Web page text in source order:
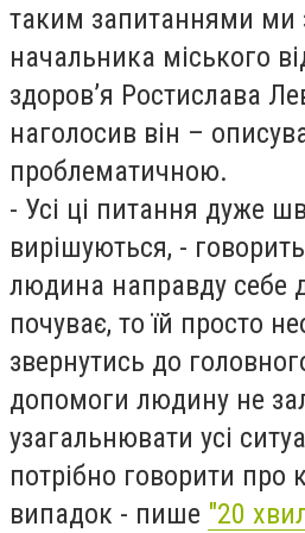
таким запитаннями ми
начальника міського
здоров’я Ростислава
наголосив він –
проблематичною.
- Усі ці питання дуже
вирішуються, -
людина направду себе
почуває, то їй просто
звернутись до
допомоги людину не
узагальнювати усі
потрібно говорити про
випадок - пише "20